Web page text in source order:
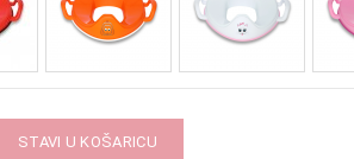
STAVI U KOŠARICU